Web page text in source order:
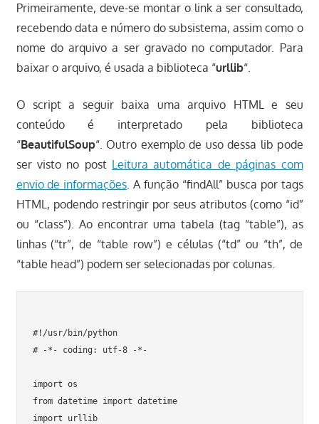
Primeiramente, deve-se montar o link a ser consultado,
recebendo data e número do subsistema, assim como o
nome do arquivo a ser gravado no computador. Para
baixar o arquivo, é usada a biblioteca “urllib“.
O script a seguir baixa uma arquivo HTML e seu
conteúdo é interpretado pela biblioteca
“BeautifulSoup“. Outro exemplo de uso dessa lib pode
ser visto no post Leitura automática de páginas com
envio de informações. A função “findAll” busca por tags
HTML, podendo restringir por seus atributos (como “id”
ou “class”). Ao encontrar uma tabela (tag “table”), as
linhas (“tr”, de “table row”) e células (“td” ou “th”, de
“table head”) podem ser selecionadas por colunas.
#!/usr/bin/python
# -*- coding: utf-8 -*-
import os
from datetime import datetime
import urllib